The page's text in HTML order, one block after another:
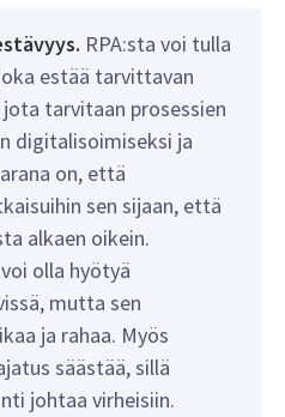
RPA:sta voi tulla
estää tarvittavan
tarvitaan prosessien
digitalisoimiseksi ja
on, että
sen sijaan, että
alkaen oikein.
olla hyötyä
mutta sen
ja rahaa. Myös
säästää, sillä
johtaa virheisiin.